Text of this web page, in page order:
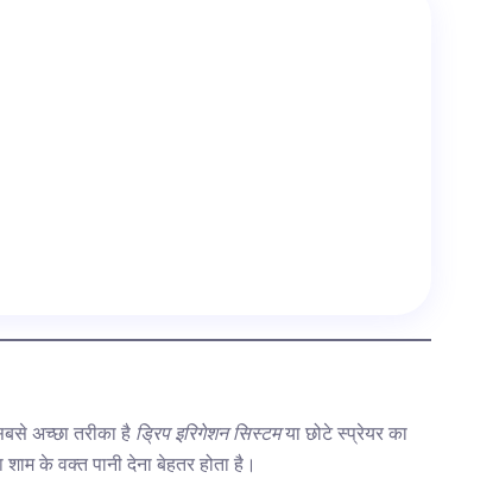
अच्छा तरीका है ड्रिप इरिगेशन सिस्टमया छोटे स्प्रेयर का
के वक्त पानी देना बेहतर होता है।